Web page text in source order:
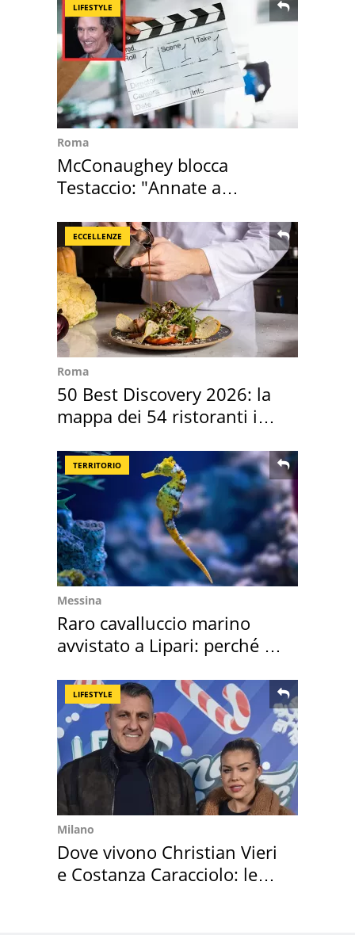
LIFESTYLE
Roma
McConaughey blocca
Testaccio: "Annate a
ECCELLENZE
Roma
50 Best Discovery 2026: la
mappa dei 54 ristoranti in
TERRITORIO
Messina
Raro cavalluccio marino
avvistato a Lipari: perché è
LIFESTYLE
Milano
Dove vivono Christian Vieri
e Costanza Caracciolo: le